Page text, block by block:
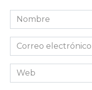
Nombre
Correo
electrónico
Web